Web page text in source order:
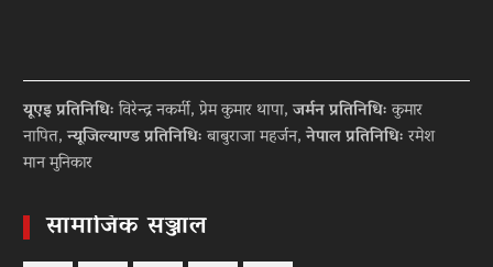
यूएइ प्रतिनिधिःविरेन्द्र नकर्मी, प्रेम कुमार थापा,जर्मन प्रतिनिधिःकुमार
नापित,न्यूजिल्याण्ड प्रतिनिधिःबाबुराजा महर्जन,नेपाल प्रतिनिधिःरमेश
मान मुनिकार
सामाजिक सञ्जाल